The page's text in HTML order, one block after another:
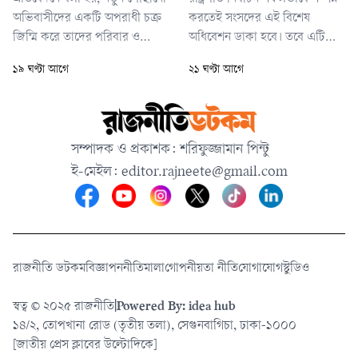
পর্যবেক্ষণ কেন্দ্রে (আইসিইউ)
চিকিৎসাধীন রাখা হয়েছে।
অভিবাসীদের একটি অপরাধী চক্র
জিম্মি করে তাদের পরিবার ও
মুক্তিপণ দাবি করছে—এমন তথ্য
ডিটেনশন সেন্টারের তদন্ত ও গ্রেপ্তার
ইউনিট। অনুসন্ধানের পর নিশ্চিত
তথ্যের ভিত্তিতে এবং পাবলিক
প্রসিকিউশনের অনুমতি নিয়ে আইনশ
১৯ ঘণ্টা আগে
করতেই সংসদের এই বিশেষ
অধিবেশন ডাকা হবে। তবে এটি
হবে, সে বিষয়ে তিনি এখনো চূড়ান্ত
২১ ঘণ্টা আগে
সম্পাদক ও প্রকাশক: শরিফুজ্জামান পিন্টু
ই-মেইল: editor.rajneete@gmail.com
রাজনীতি ডটকমবিজ্ঞাপননীতিমালাগোপনীয়তা নীতিযোগাযোগস্টুডিও
স্বত্ব © ২০২৫ রাজনীতিPowered By: idea hub
১৪/২, তোপখানা রোড (তৃতীয় তলা), সেগুনবাগিচা, ঢাকা-১০০০
[জাতীয় প্রেস ক্লাবের উল্টোদিকে]